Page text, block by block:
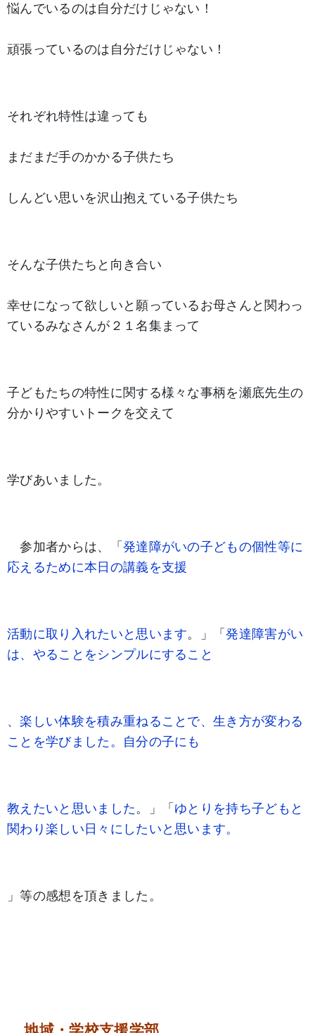
悩んでいるのは自分だけじゃない！
頑張っているのは自分だけじゃない！
それぞれ特性は違っても
まだまだ手のかかる子供たち
しんどい思いを沢山抱えている子供たち
そんな子供たちと向き合い
幸せになって欲しいと願っているお母さんと関わっ
ているみなさんが２１名集まって
子どもたちの特性に関する様々な事柄を瀬底先生の
分かりやすいトークを交えて
学びあいました。
参加者からは、「 発達障がいの子どもの個性等に
応えるために本日の講義を支援
活動に取り入れたいと思います。」「発達障害がい
は、やることをシンプルにすること
、楽しい体験を積み重ねることで、生き方が変わる
ことを学びました。自分の子にも
教えたいと思いました。」「 ゆとりを持ち子どもと
関わり楽しい日々にしたいと思います。
」等の感想を頂きました。